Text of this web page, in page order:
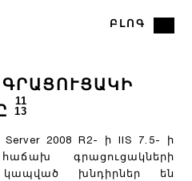
ԲԼՈԳ
Ի
11
13
Server 2008 R2- ի IIS 7.5- ի
գրացուցակների
կապված խնդիրներ են